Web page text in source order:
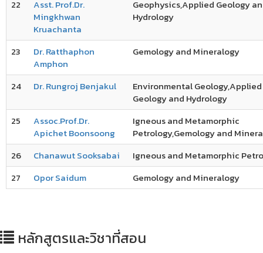
22
Asst. Prof.Dr.
Mingkhwan
Kruachanta
Geophysics,Applied Geology
Hydrology
23
Dr. Ratthaphon
Amphon
Gemology and Mineralogy
24 Dr. Rungroj Benjakul
Environmental Geology,Applied
Geology and Hydrology
25
Assoc.Prof.Dr.
Apichet Boonsoong
Igneous and Metamorphic
Petrology,Gemology and
26
Chanawut Sooksabai
Igneous and Metamorphic
27
Opor Saidum Gemology and Mineralogy
หลักสูตรและวิชาที่สอน